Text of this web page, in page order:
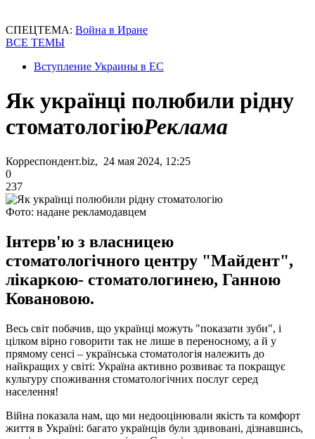
СПЕЦТЕМА: Война в Иране
ВСЕ ТЕМЫ
Вступление Украины в ЕС
Як українці полюбили рідну
стоматологіюРеклама
Корреспондент.biz, 24 мая 2024, 12:25
0
237
Фото: надане рекламодавцем
Інтерв'ю з власницею
стоматологічного центру "Майдент",
лікаркою- стоматологинею, Ганною
Ковановою.
Весь світ побачив, що українці можуть "показати зуби", і
цілком вірно говорити так не лише в переносному, а й у
прямому сенсі – українська стоматологія належить до
найкращих у світі: Україна активно розвиває та покращує
культуру споживання стоматологічних послуг серед
населення!
Війна показала нам, що ми недооцінювали якість та комфорт
життя в Україні: багато українців були здивовані, дізнавшись,